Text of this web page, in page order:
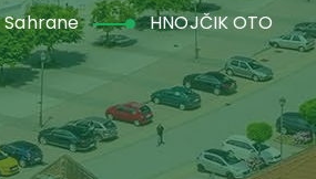
Sahrane HNOJČIK OTO